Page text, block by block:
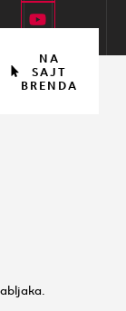
NA
SAJT
BRENDA